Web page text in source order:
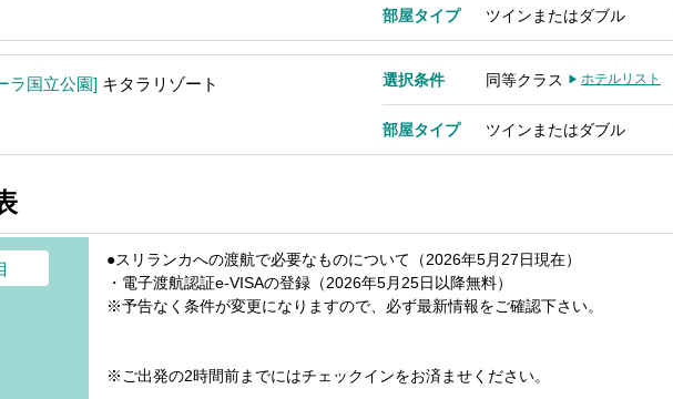
部屋タイプ ツインまたはダブル
ラ国立公園 キタラリゾート 選択条件 同等クラス ホテルリスト
部屋タイプ ツインまたはダブル
●スリランカへの渡航で必要なものについて（2026年5月27日現在）
・電子渡航認証e-VISAの登録（2026年5月25日以降無料）
※予告なく条件が変更になりますので、必ず最新情報をご確認下さい。
※ご出発の2時間前までにはチェックインをお済ませください。